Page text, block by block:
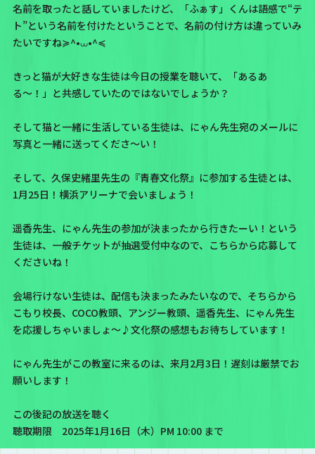
名前を取ったと話していましたけど、「ふぁす」くんは語感で“テ
ト”という名前を付けたということで、名前の付け方は違っていみ
たいですね≽^•⩊•^≼
きっと猫が大好きな生徒は今日の授業を聴いて、「あるあ
る〜！」と共感していたのではないでしょうか？
そして猫と一緒に生活している生徒は、 にゃん先生宛のメールに
写真と一緒に送ってくださ〜い！
そして、久保史緒里先生の 『青春文化祭』 に参加する生徒とは、
1月25日！横浜アリーナで会いましょう！
遥香先生、にゃん先生の参加が決まったから行きたーい！という
生徒は、一般チケットが抽選受付中なので、 こちらから応募して
くださいね！
会場行けない生徒は、配信も決まったみたいなので、そちらから
こもり校長、COCO教頭、アンジー教頭、遥香先生、にゃん先生
を応援しちゃいましょ〜♪文化祭の感想もお待ちしています！
にゃん先生がこの教室に来るのは、来月2月3日！遅刻は厳禁でお
願いします！
この後記の放送を聴く
聴取期限 2025年1月16日（木）PM 10:00 まで